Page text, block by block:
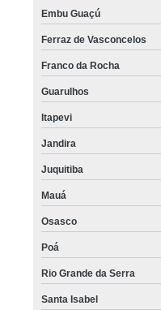
nano micropigmentação na
onde fazer nano pigmentação
clinica que faz nano
nano micropigmentação de
onde fazer nano
nano micropigmentação na
onde fazer nano
nano micropigmentação de
Embu Guaçú
Ferraz de Vasconcelos
Franco da Rocha
Guarulhos
Itapevi
Jandira
Juquitiba
Mauá
Osasco
Poá
Rio Grande da Serra
Santa Isabel